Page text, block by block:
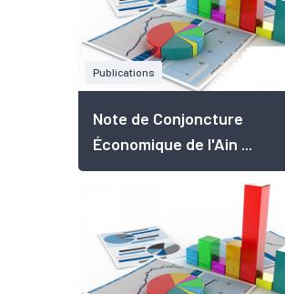
Publications
Note de Conjoncture
Économique de l'Ain ...